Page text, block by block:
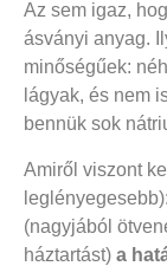
Az sem igaz,
ásványi anyag.
minőségűek:
lágyak, és nem
bennük sok
Amiről viszont
(nagyjából
háztartást) a